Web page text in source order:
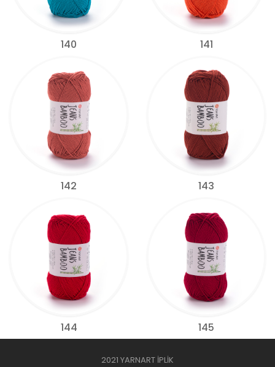
140 141
142 143
144 145
2021 YARNART İPLİK